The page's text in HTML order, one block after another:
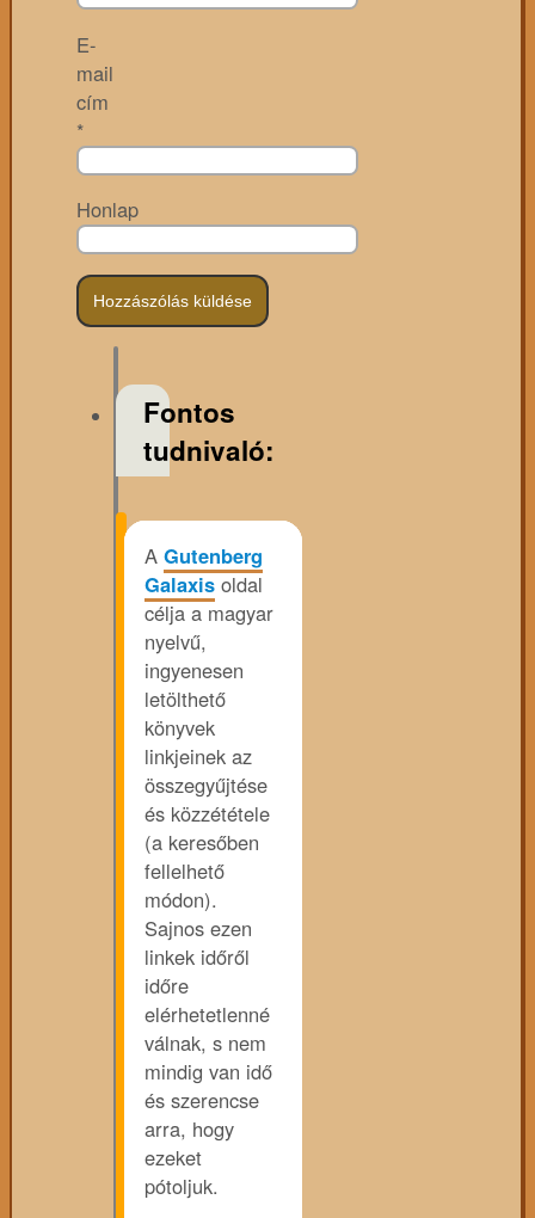
E-
mail
cím
*
Honlap
Fontos
tudnivaló:
A Gutenberg
Galaxis oldal
célja a magyar
nyelvű,
ingyenesen
letölthető
könyvek
linkjeinek az
összegyűjtése
és közzététele
(a keresőben
fellelhető
módon).
Sajnos ezen
linkek időről
időre
elérhetetlenné
válnak, s nem
mindig van idő
és szerencse
arra, hogy
ezeket
pótoljuk.